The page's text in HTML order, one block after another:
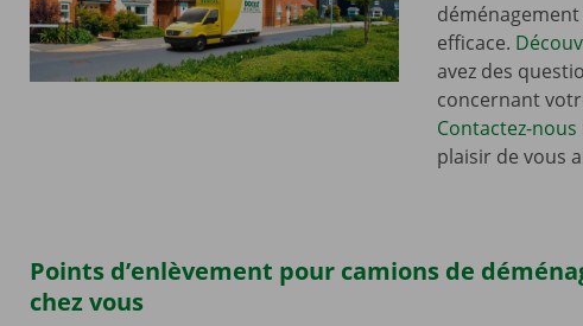
efficace.
avez des
concernant
Contactez-nous
plaisir de vous
Points d’enlèvement pour camions de
chez vous